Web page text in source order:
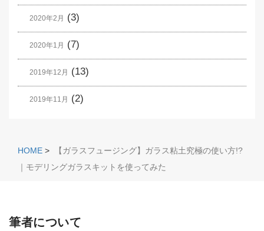
2020年2月 (3)
2020年1月 (7)
2019年12月 (13)
2019年11月 (2)
HOME >
【ガラスフュージング】ガラス粘土究極の使い方!?
｜モデリングガラスキットを使ってみた
筆者について